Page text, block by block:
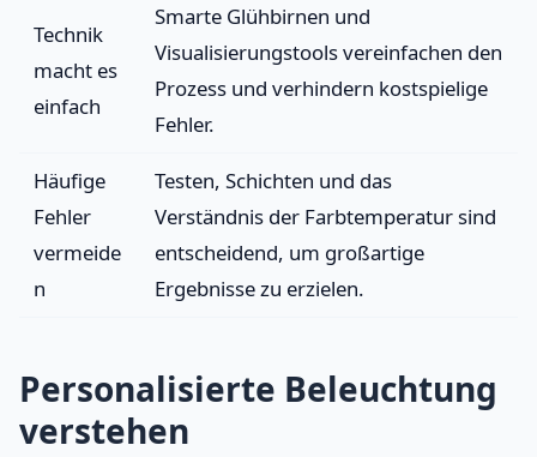
Technik
macht es
einfach
Smarte Glühbirnen und
Visualisierungstools vereinfachen den
Prozess und verhindern kostspielige
Fehler.
Häufige
Fehler
vermeide
n
Testen, Schichten und das
Verständnis der Farbtemperatur sind
entscheidend, um großartige
Ergebnisse zu erzielen.
Personalisierte Beleuchtung
verstehen